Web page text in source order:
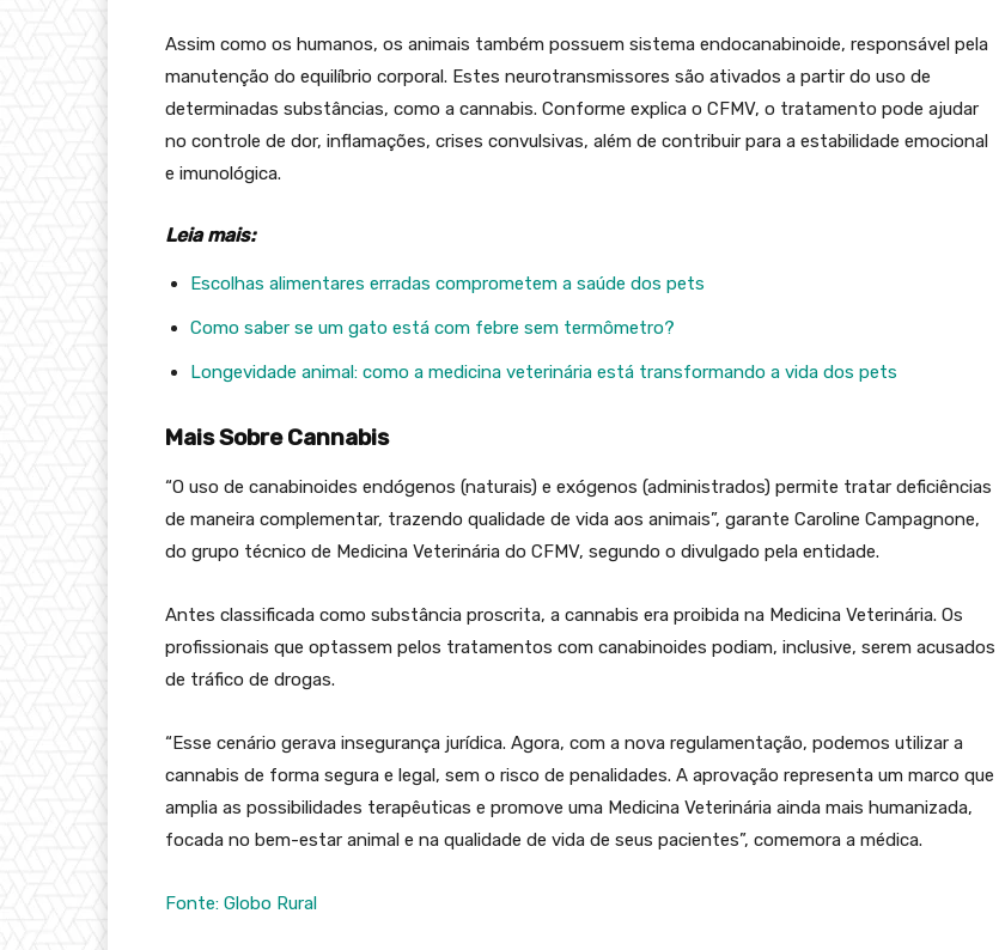
Assim como os humanos, os animais também possuem sistema endocanabinoide, responsável pela
manutenção do equilíbrio corporal. Estes neurotransmissores são ativados a partir do uso de
determinadas substâncias, como a cannabis. Conforme explica o CFMV, o tratamento pode ajudar
no controle de dor, inflamações, crises convulsivas, além de contribuir para a estabilidade emocional
e imunológica.
Leia mais:
Escolhas alimentares erradas comprometem a saúde dos pets
Como saber se um gato está com febre sem termômetro?
Longevidade animal: como a medicina veterinária está transformando a vida dos pets
Mais Sobre Cannabis
“O uso de canabinoides endógenos (naturais) e exógenos (administrados) permite tratar deficiências
de maneira complementar, trazendo qualidade de vida aos animais”, garante Caroline Campagnone,
do grupo técnico de Medicina Veterinária do CFMV, segundo o divulgado pela entidade.
Antes classificada como substância proscrita, a cannabis era proibida na Medicina Veterinária. Os
profissionais que optassem pelos tratamentos com canabinoides podiam, inclusive, serem acusados
de tráfico de drogas.
“Esse cenário gerava insegurança jurídica. Agora, com a nova regulamentação, podemos utilizar a
cannabis de forma segura e legal, sem o risco de penalidades. A aprovação representa um marco que
amplia as possibilidades terapêuticas e promove uma Medicina Veterinária ainda mais humanizada,
focada no bem-estar animal e na qualidade de vida de seus pacientes”, comemora a médica.
Fonte: Globo Rural